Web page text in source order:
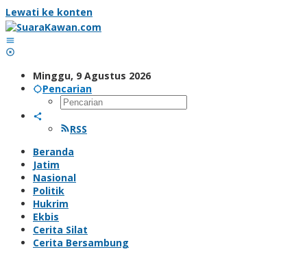
Lewati ke konten
Minggu, 9 Agustus 2026
Pencarian
RSS
Beranda
Jatim
Nasional
Politik
Hukrim
Ekbis
Cerita Silat
Cerita Bersambung